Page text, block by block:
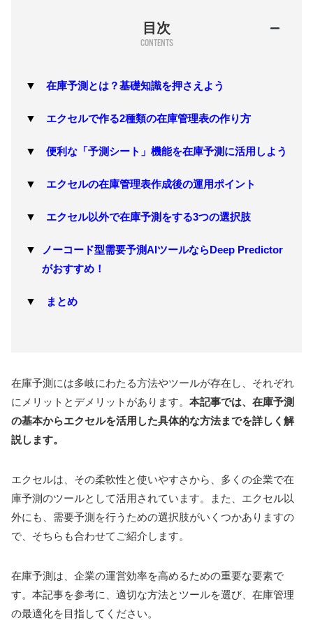
目次
在庫予測とは？基礎知識を押さえよう
エクセルで作る2種類の在庫管理表の作り方
便利な「予測シート」機能を在庫予測に活用しよう
エクセルの在庫管理表作成後の運用ポイント
エクセル以外で在庫予測をする3つの選択肢
ノーコード型需要予測AIツールならDeep Predictor
がおすすめ！
まとめ
在庫予測には多岐にわたる方法やツールが存在し、それぞれ
にメリットとデメリットがあります。 本記事では、在庫予測
の基本からエクセルを活用した具体的な方法までを詳しく解
説します。
エクセルは、その柔軟性と使いやすさから、多くの企業で在
庫予測のツールとして活用されています。また、エクセル以
外にも、需要予測を行うための選択肢がいくつかありますの
で、そちらも合わせてご紹介します。
在庫予測は、企業の運営効率を高めるための重要な要素で
す。本記事を参考に、適切な方法とツールを選び、在庫管理
の最適化を目指してください。